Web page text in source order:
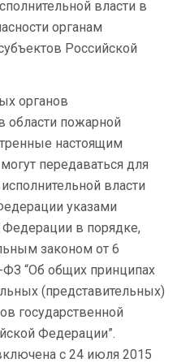
власти в
органам
Российской
органов
области пожарной
настоящим
передаваться для
власти
указами
в порядке,
законом от 6
ФЗ “Об общих принципах
(представительных)
государственной
Федерации”.
с 24 июля 2015